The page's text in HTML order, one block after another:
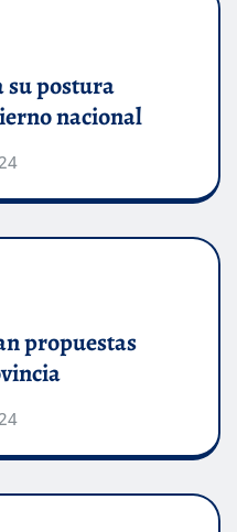
su postura
nacional
propuestas